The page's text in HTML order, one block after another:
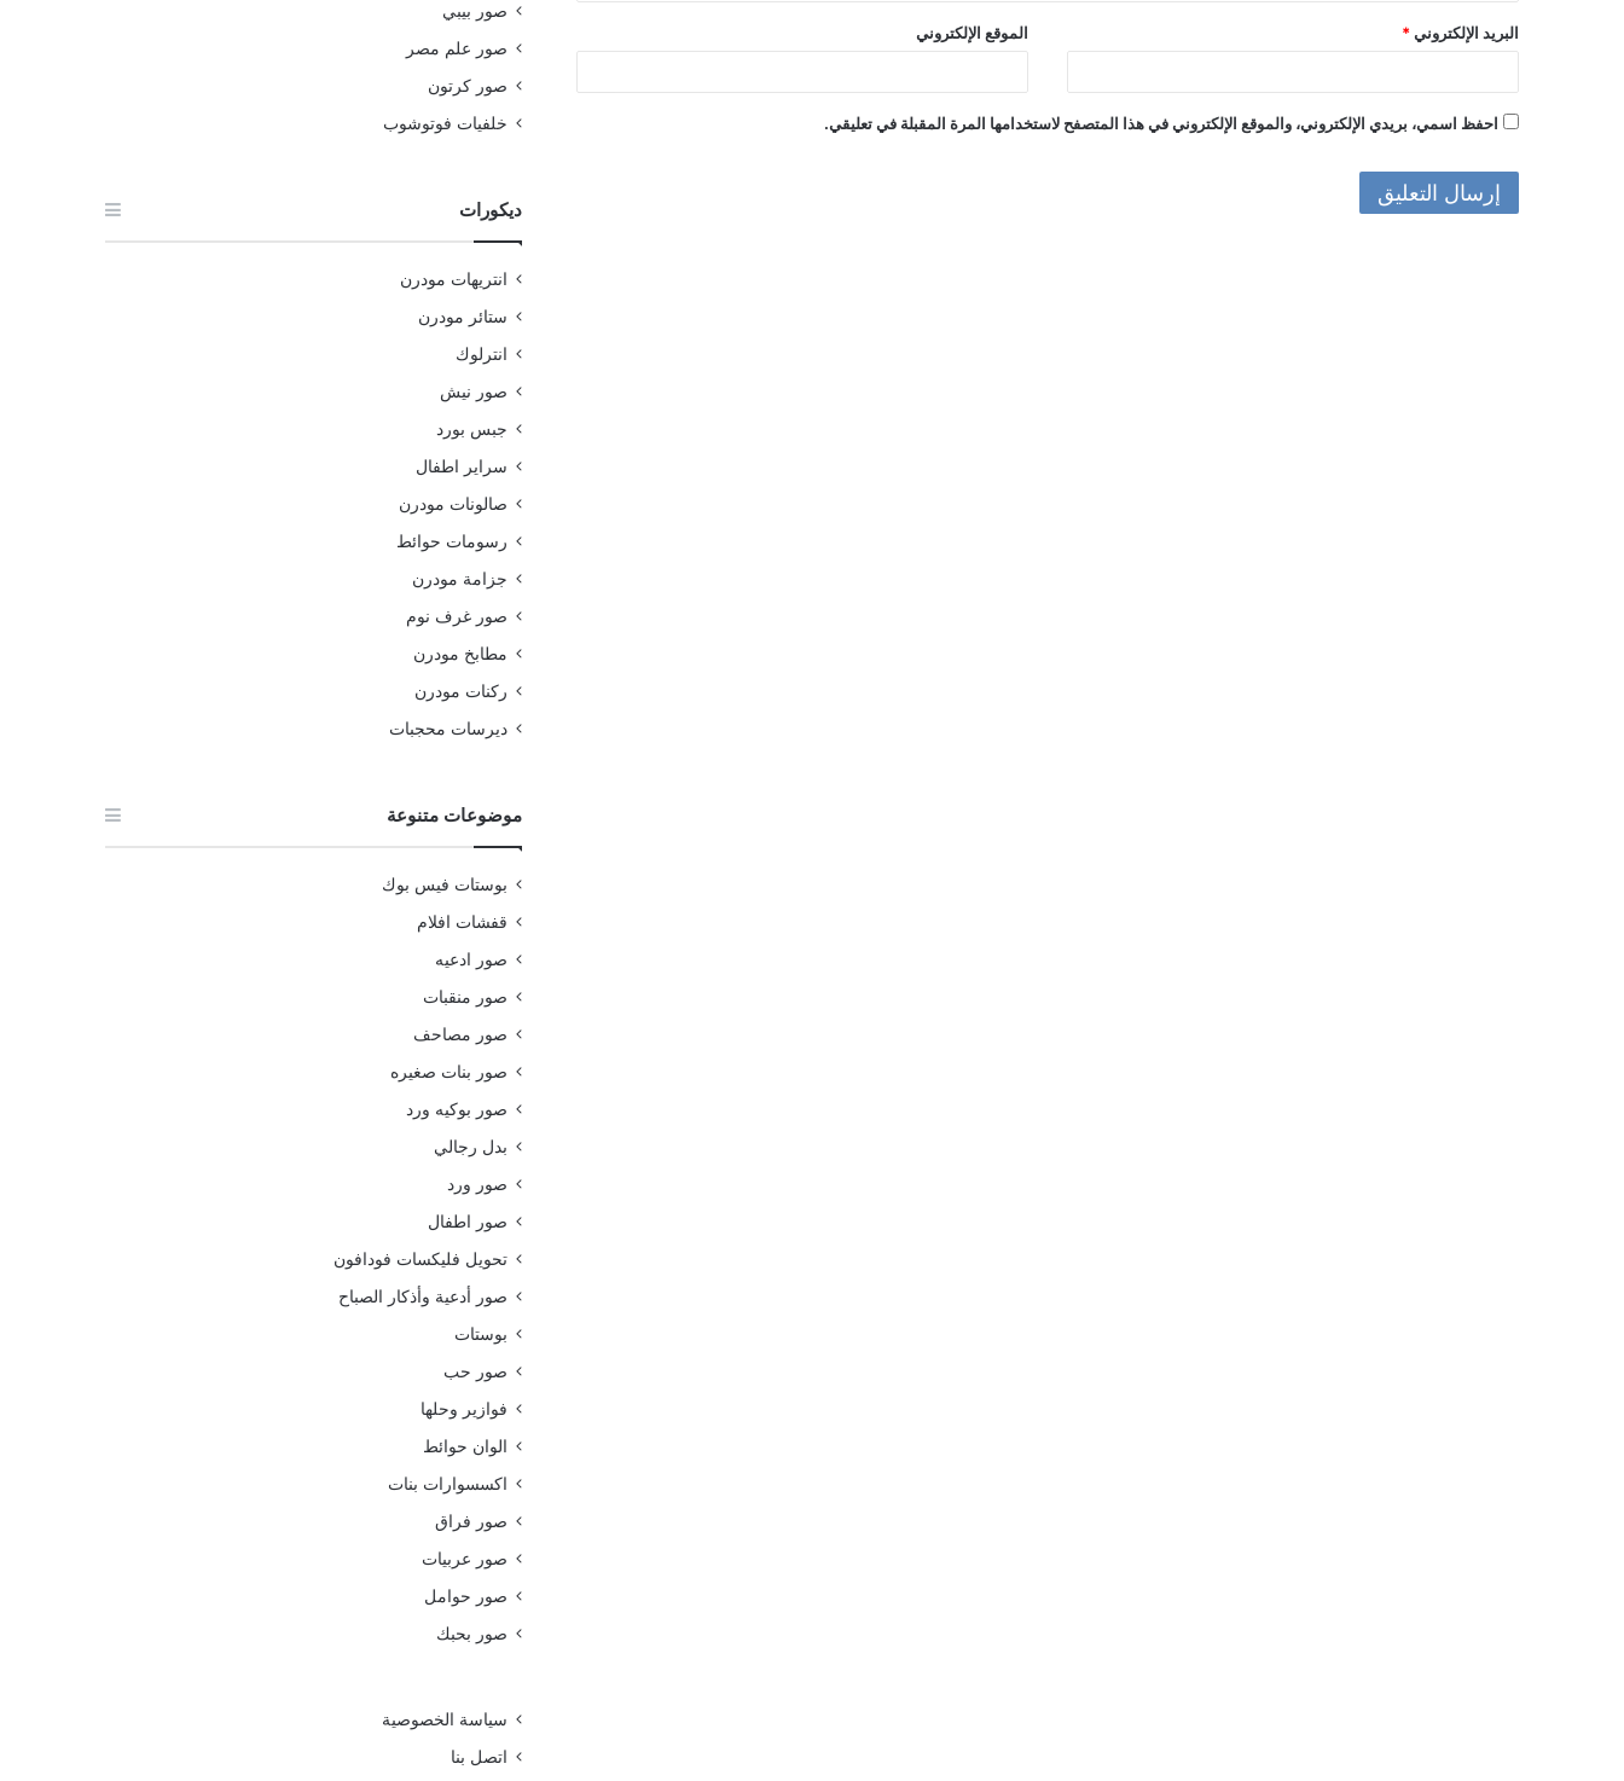
البريد الإلكتروني * الموقع الإلكتروني
احفظ اسمي، بريدي الإلكتروني، والموقع الإلكتروني في هذا المتصفح لاستخدامها المرة المقبلة في تعليقي.
صور بيبي
صور علم مصر
صور كرتون
خلفيات فوتوشوب
ديكورات
انتريهات مودرن
ستائر مودرن
انترلوك
صور نيش
جبس بورد
سراير اطفال
صالونات مودرن
رسومات حوائط
جزامة مودرن
صور غرف نوم
مطابخ مودرن
ركنات مودرن
ديرسات محجبات
موضوعات متنوعة
بوستات فيس بوك
قفشات افلام
صور ادعيه
صور منقبات
صور مصاحف
صور بنات صغيره
صور بوكيه ورد
بدل رجالي
صور ورد
صور اطفال
تحويل فليكسات فودافون
صور أدعية وأذكار الصباح
بوستات
صور حب
فوازير وحلها
الوان حوائط
اكسسوارات بنات
صور فراق
صور عربيات
صور حوامل
صور بحبك
سياسة الخصوصية
اتصل بنا